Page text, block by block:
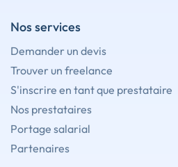
Nos services
Demander un devis
Trouver un freelance
S'inscrire en tant que prestataire
Nos prestataires
Portage salarial
Partenaires